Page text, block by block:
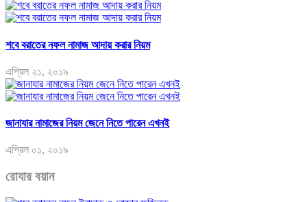
শবে বরাতের নফল নামাজ আদায় করার নিয়ম
এপ্রিল ২১, ২০১৯
জানাযার নামাজের নিয়ম জেনে নিতে পারেন এখনই
এপ্রিল ০১, ২০১৯
রোযার বয়ান